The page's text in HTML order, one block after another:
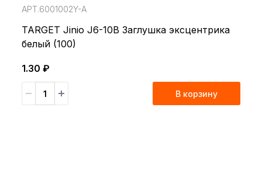
АРТ.6001002Y-A
TARGET Jinio J6-10B Заглушка эксцентрика
белый (100)
1.30 ₽
В корзину